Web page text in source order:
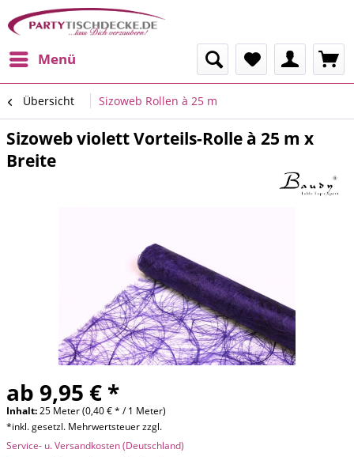
Menü
Übersicht Sizoweb Rollen à 25 m
Sizoweb violett Vorteils-Rolle à 25 m x
Breite
ab 9,95 € *
Inhalt:25 Meter (0,40 € * / 1 Meter)
*inkl. gesetzl. Mehrwertsteuer zzgl.
Service- u. Versandkosten (Deutschland)